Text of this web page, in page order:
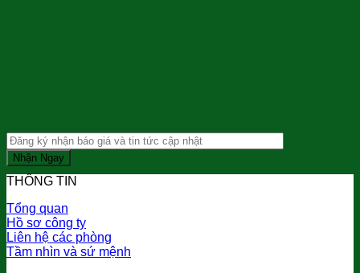
THÔNG TIN
Tổng quan
Hồ sơ công ty
Liên hệ các phòng
Tầm nhìn và sứ mệnh